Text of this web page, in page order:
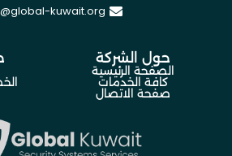
kuwait.org
حول الشركة
الصفحة الرئيسية
كافة الخدمات
صفحة الاتصال